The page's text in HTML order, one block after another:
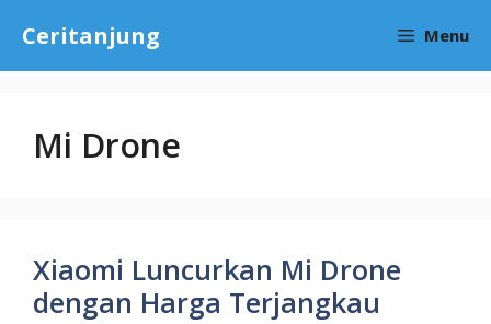
content
Ceritanjung Menu
Mi Drone
Xiaomi Luncurkan Mi Drone
dengan Harga Terjangkau